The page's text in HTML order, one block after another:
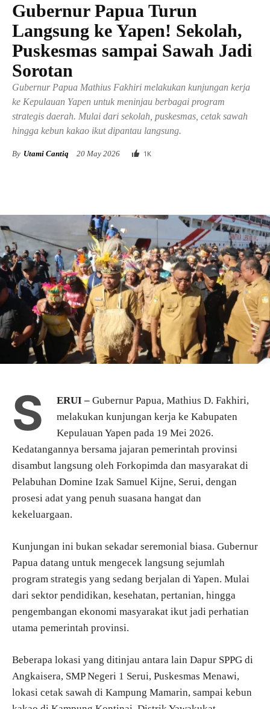
Gubernur Papua Turun
Langsung ke Yapen! Sekolah,
Puskesmas sampai Sawah Jadi
Sorotan
Gubernur Papua Mathius Fakhiri melakukan kunjungan kerja
ke Kepulauan Yapen untuk meninjau berbagai program
strategis daerah. Mulai dari sekolah, puskesmas, cetak sawah
hingga kebun kakao ikut dipantau langsung.
By Utami Cantiq 20 May 2026 1 K
S ERUI – Gubernur Papua, Mathius D. Fakhiri,
melakukan kunjungan kerja ke Kabupaten
Kepulauan Yapen pada 19 Mei 2026.
Kedatangannya bersama jajaran pemerintah provinsi
disambut langsung oleh Forkopimda dan masyarakat di
Pelabuhan Domine Izak Samuel Kijne, Serui, dengan
prosesi adat yang penuh suasana hangat dan
kekeluargaan.
Kunjungan ini bukan sekadar seremonial biasa. Gubernur
Papua datang untuk mengecek langsung sejumlah
program strategis yang sedang berjalan di Yapen. Mulai
dari sektor pendidikan, kesehatan, pertanian, hingga
pengembangan ekonomi masyarakat ikut jadi perhatian
utama pemerintah provinsi.
Beberapa lokasi yang ditinjau antara lain Dapur SPPG di
Angkaisera, SMP Negeri 1 Serui, Puskesmas Menawi,
lokasi cetak sawah di Kampung Mamarin, sampai kebun